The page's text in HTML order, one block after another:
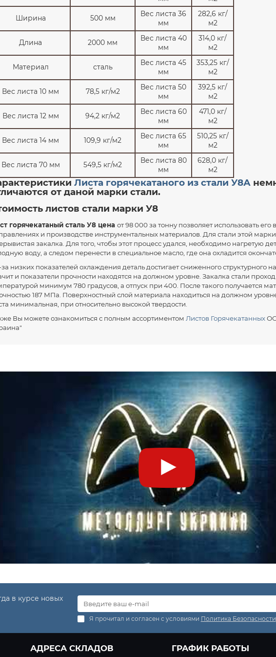
80
2000 6000 У8 19903-74
98000
90
6000 У8 19903-74
98000
100
1500 6000 У8 19903-74
98000
100
5500
У8 19903-74
98000
110
6000 У8 19903-74
98000
110
2000 6000 У8 19903-74
98000
120
6000
6000 У8 19903-74
98000
130
1500 6000 У8 19903-74
98000
130
2000 6000 У8
140
2000 6000 У8
6000
150
2000 6000 У8 19903-74
98000
160
2000 6050 У8 19903-74
98000
170
2000 5890 У8 19903-74
98000
180
2000 5950 У8 19903-74
98000
190
2000 5950 У8 19903-74
98000
220
Ширина 500 мм
Вес листа 36
мм
282,6 кг/
м2
Длина 2000 мм
Вес листа 40
мм
314,0 кг/
м2
Материал сталь
Вес листа 45
мм
353,25 кг/
м2
Вес листа 10 мм 78,5 кг/м2
Вес листа 50
мм
392,5 кг/
м2
Вес листа 12 мм 94,2 кг/м2
Вес листа 60
мм
471,0 кг/
м2
Вес листа 14 мм 109,9 кг/м2
Вес листа 65
мм
510,25 кг/
м2
Вес листа 70 мм 549,5 кг/м2
Вес листа 80
мм
628,0 кг/
м2
Листа горячекатаного из стали У8А
от даной марки стали.
листов стали марки У8
горячекатаный сталь У8 ценаот 98 000 за тонну позволяет использовать его
и производстве инструментальных материалов. Для стали этой
закалка. Для того, чтобы этот процесс удался, необходимо нагретую
воду, а следом перенести в специальное масло, где она охладится
низких показателей охлаждения деталь достигает сниженного структурного
и показатели прочности находятся на должном уровне. Закалка стали
минимум 780 градусов, а отпуск при 400. После такого получается
187 МПа. Поверхностный слой материала находиться на должном
минимальная, при относительно высокой твердости.
Вы можете ознакомиться с полным ассортиментомЛистов Горячекатанных
в курсе новых
Я прочитал и согласен с условиями Политика Безопасности
АДРЕСА СКЛАДОВ ГРАФИК РАБОТЫ